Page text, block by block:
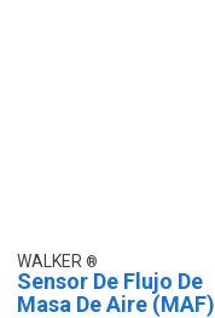
WALKER
Sensor De Flujo De
Masa De Aire (MAF)